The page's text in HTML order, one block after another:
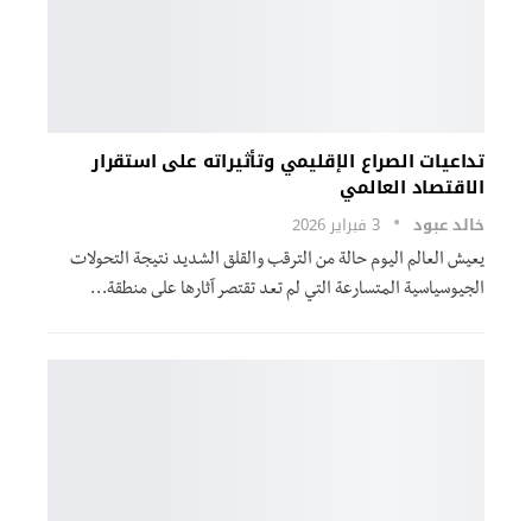
تداعيات الصراع الإقليمي وتأثيراته على استقرار
الاقتصاد العالمي
خالد عبود 3 فبراير 2026
يعيش العالم اليوم حالة من الترقب والقلق الشديد نتيجة التحولات
الجيوسياسية المتسارعة التي لم تعد تقتصر آثارها على منطقة…